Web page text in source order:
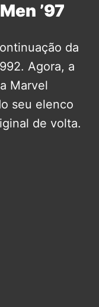
’97
da
Agora, a
Marvel
seu elenco
de volta.